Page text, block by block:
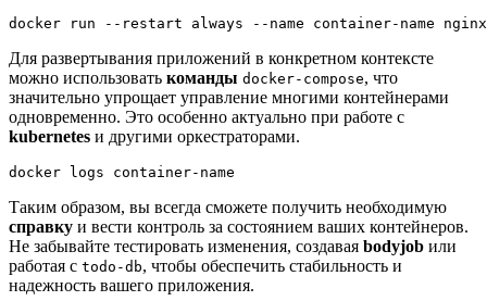
docker run --restart always --name container-name nginx
Для развертывания приложений в конкретном контексте
можно использовать команды docker-compose, что
значительно упрощает управление многими контейнерами
одновременно. Это особенно актуально при работе с
kubernetes и другими оркестраторами.
docker logs container-name
Таким образом, вы всегда сможете получить необходимую
справку и вести контроль за состоянием ваших контейнеров.
Не забывайте тестировать изменения, создавая bodyjob или
работая с todo-db, чтобы обеспечить стабильность и
надежность вашего приложения.